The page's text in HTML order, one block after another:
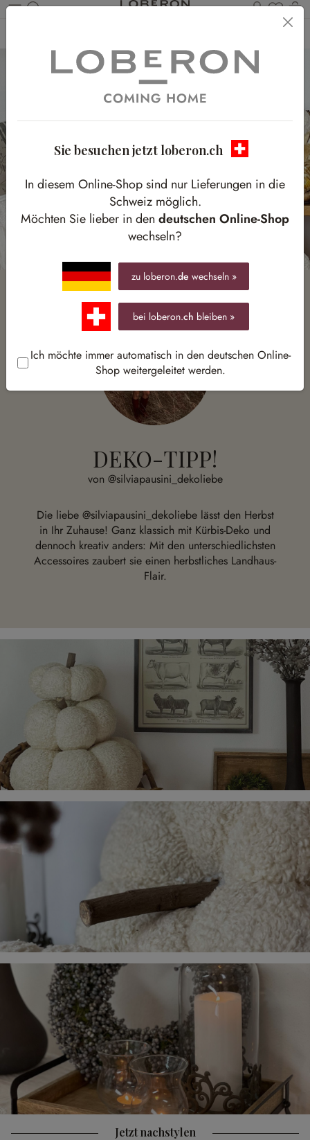
Du
DEKO-TIPP!
von @silviapausini_dekoliebe
Die liebe @silviapausini_dekoliebe lässt den Herbst
in Ihr Zuhause! Ganz klassich mit Kürbis-Deko und
dennoch kreativ anders: Mit den unterschiedlichsten
Accessoires zaubert sie einen herbstliches Landhaus-
Flair.
Jetzt nachstylen
Sie besuchen jetzt loberon.ch
In diesem Online-Shop sind nur Lieferungen in die
Schweiz möglich.
Möchten Sie lieber in den deutschen Online-Shop
wechseln?
zu loberon.de wechseln »
bei loberon.ch bleiben »
Ich möchte immer automatisch in den deutschen Online-
Shop weitergeleitet werden.